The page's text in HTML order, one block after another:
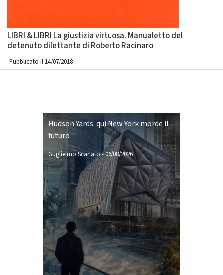
LIBRI & LIBRI La giustizia virtuosa. Manualetto del
detenuto dilettante di Roberto Racinaro
Pubblicato il 14/07/2018
Hudson Yards: qui New York morde il
futuro
Guglielmo Scarlato-06/08/2026